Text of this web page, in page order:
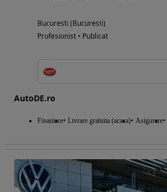
Bucuresti (Bucuresti)
Profesionist • Publicat
AutoDE.ro
Finantare Livrare gratuita (acasa) Asigurare